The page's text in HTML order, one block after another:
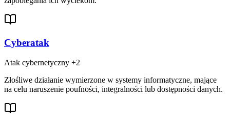
Cyberatak
Atak cybernetyczny +2
Złośliwe działanie wymierzone w systemy informatyczne, mające
na celu naruszenie poufności, integralności lub dostępności danych.